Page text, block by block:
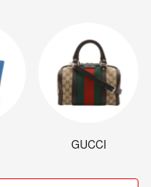
GUCCI